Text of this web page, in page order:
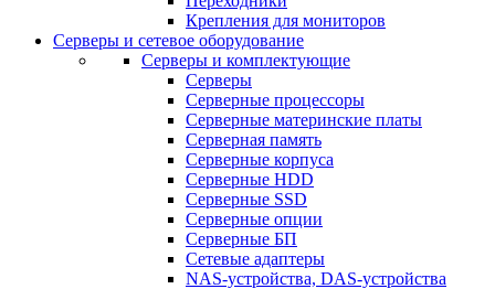
Крепления для мониторов
Серверы и сетевое оборудование
Серверы и комплектующие
Серверы
Серверные процессоры
Серверные материнские платы
Серверная память
Серверные корпуса
Серверные HDD
Серверные SSD
Серверные опции
Серверные БП
Сетевые адаптеры
NAS-устройства, DAS-устройства